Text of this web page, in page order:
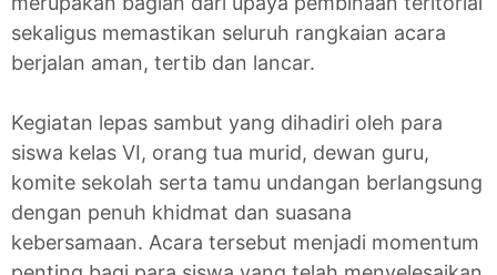
sekaligus memastikan seluruh rangkaian acara
berjalan aman, tertib dan lancar.
Kegiatan lepas sambut yang dihadiri oleh para
siswa kelas VI, orang tua murid, dewan guru,
komite sekolah serta tamu undangan berlangsung
dengan penuh khidmat dan suasana
kebersamaan. Acara tersebut menjadi momentum